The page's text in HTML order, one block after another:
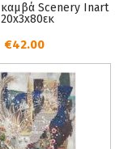
καμβά Scenery Inart
€42.00